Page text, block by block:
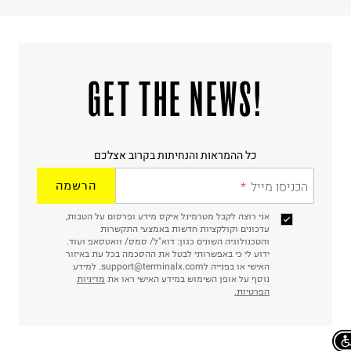
!GET THE NEWS
כל ההמראות והנחיתות בקרוב אצלכם
הכניסו מייל הרשמה
אני רוצה לקבל מטרמינל איקס מידע ופרסום על הטבות,
עדכונים וקולקציות חדשות באמצעי התקשרות
והטכנולוגיה השונים כגון: דוא"ל/ סמס/ וואטסאפ ועוד.
ידוע לי כי באפשרותי לבטל את ההסכמה בכל עת באיזור
האישי או בפנייה לsupport@terminalx.com. למידע
נוסף על אופן השימוש במידע האישי ראו את מדיניות
הפרטיות.